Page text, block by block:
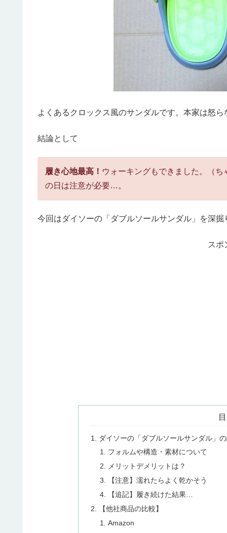
よくあるクロックス風のサンダルです。本家は怒
結論として
履き心地最高！ ウォーキングもできました。（
の日は注意が必要…。
今回はダイソーの「ダブルソールサンダル」を深掘
スポ
ダイソーの「ダブルソールサンダル」
フォルムや構造・素材について
メリットデメリットは？
【注意】濡れたらよく乾かそう
【追記】履き続けた結果…
【他社商品の比較】
Amazon